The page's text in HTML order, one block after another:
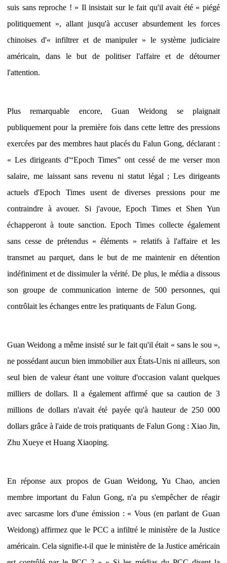
suis sans reproche ! » Il insistait sur le fait qu'il avait été « piégé
politiquement », allant jusqu'à accuser absurdement les forces
chinoises d'« infiltrer et de manipuler » le système judiciaire
américain, dans le but de politiser l'affaire et de détourner
l'attention.
Plus remarquable encore, Guan Weidong se plaignait
publiquement pour la première fois dans cette lettre des pressions
exercées par des membres haut placés du Falun Gong, déclarant :
« Les dirigeants d'“Epoch Times” ont cessé de me verser mon
salaire, me laissant sans revenu ni statut légal ; Les dirigeants
actuels d'Epoch Times usent de diverses pressions pour me
contraindre à avouer. Si j'avoue, Epoch Times et Shen Yun
échapperont à toute sanction. Epoch Times collecte également
sans cesse de prétendus « éléments » relatifs à l'affaire et les
transmet au parquet, dans le but de me maintenir en détention
indéfiniment et de dissimuler la vérité. De plus, le média a dissous
son groupe de communication interne de 500 personnes, qui
contrôlait les échanges entre les pratiquants de Falun Gong.
Guan Weidong a même insisté sur le fait qu'il était « sans le sou »,
ne possédant aucun bien immobilier aux États-Unis ni ailleurs, son
seul bien de valeur étant une voiture d'occasion valant quelques
milliers de dollars. Il a également affirmé que sa caution de 3
millions de dollars n'avait été payée qu'à hauteur de 250 000
dollars grâce à l'aide de trois pratiquants de Falun Gong : Xiao Jin,
Zhu Xueye et Huang Xiaoping.
En réponse aux propos de Guan Weidong, Yu Chao, ancien
membre important du Falun Gong, n'a pu s'empêcher de réagir
avec sarcasme lors d'une émission : « Vous (en parlant de Guan
Weidong) affirmez que le PCC a infiltré le ministère de la Justice
américain. Cela signifie-t-il que le ministère de la Justice américain